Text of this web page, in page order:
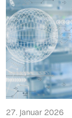
27. Januar 2026